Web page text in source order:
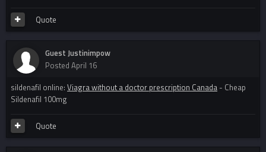
Quote
Guest Justinimpow
Posted April 16
sildenafil online: Viagra without a doctor prescription Canada - Cheap
Sildenafil 100mg
Quote